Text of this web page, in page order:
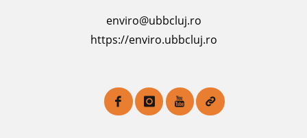
enviro@ubbcluj.ro
https://enviro.ubbcluj.ro